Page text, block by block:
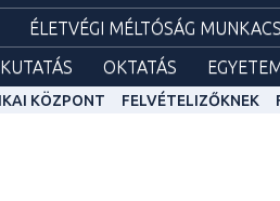
ÉLETVÉGI MÉLTÓSÁG
KUTATÁS OKTATÁS
KÖZPONT FELVÉTELIZŐKNEK